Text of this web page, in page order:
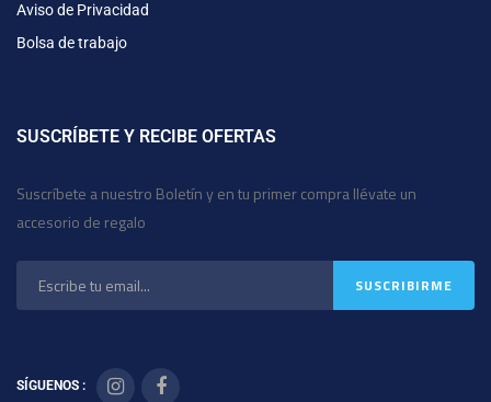
Aviso de Privacidad
Bolsa de trabajo
SUSCRÍBETE Y RECIBE OFERTAS
Suscríbete a nuestro Boletín y en tu primer compra llévate un
accesorio de regalo
SÍGUENOS :